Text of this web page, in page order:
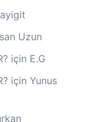
Uzun
için E.G
için Yunus